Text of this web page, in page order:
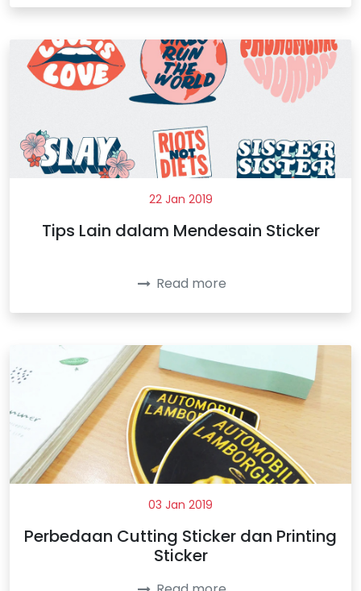
22 Jan 2019
Tips Lain dalam Mendesain Sticker
Read more
03 Jan 2019
Perbedaan Cutting Sticker dan Printing
Sticker